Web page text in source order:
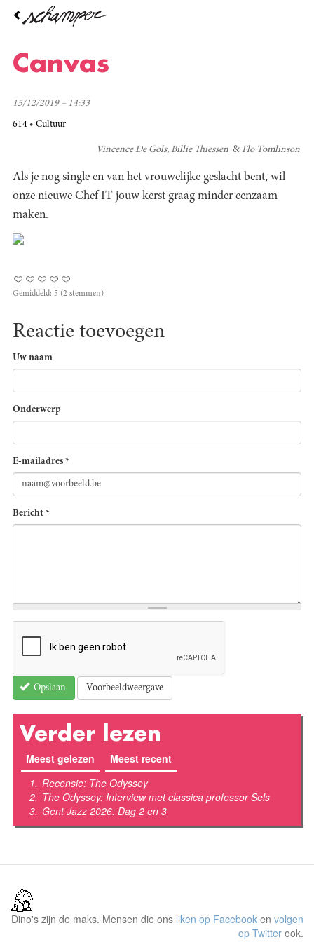
Overslaan
inhoud
gaan Canvas
15/12/2019 – 14:33
614 Cultuur
Vincence De Gols Billie Thiessen Flo Tomlinson
Als je nog single en van het vrouwelijke geslacht bent, wil
onze nieuwe Chef IT jouw kerst graag minder eenzaam
maken.
Gemiddeld: 5 (2 stemmen)
Reactie toevoegen
Uw naam
Onderwerp
E-mailadres *
Bericht *
Opslaan Voorbeeldweergave
Verder lezen
Meest gelezen (actieve tabblad)
Meest recent
Recensie: The Odyssey
The Odyssey: Interview met classica professor Sels
Gent Jazz 2026: Dag 2 en 3
Dino's zijn de maks. Mensen die ons liken op Facebook en volgen
op Twitter ook.